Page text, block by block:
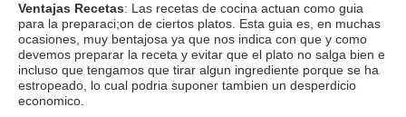
Ventajas Recetas: Las recetas de cocina actuan como guia
para la preparaci;on de ciertos platos. Esta guia es, en muchas
ocasiones, muy bentajosa ya que nos indica con que y como
devemos preparar la receta y evitar que el plato no salga bien e
incluso que tengamos que tirar algun ingrediente porque se ha
estropeado, lo cual podria suponer tambien un desperdicio
economico.